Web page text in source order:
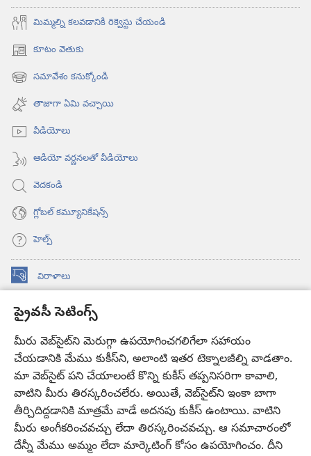
ప్రైవసీ సెటింగ్స్
మీరు వెబ్‌సైట్‌ని మెరుగ్గా ఉపయోగించగలిగేలా సహాయం
చేయడానికి మేము కుకీస్‌ని, అలాంటి ఇతర టెక్నాలజీల్ని వాడతాం.
మా వెబ్‌సైట్‌ పని చేయాలంటే కొన్ని కుకీస్‌ తప్పనిసరిగా కావాలి,
వాటిని మీరు తిరస్కరించలేరు. అయితే, వెబ్‌సైట్‌ని ఇంకా బాగా
తీర్చిదిద్దడానికి మాత్రమే వాడే అదనపు కుకీస్‌ ఉంటాయి. వాటిని
మీరు అంగీకరించవచ్చు లేదా తిరస్కరించవచ్చు. ఆ సమాచారంలో
దేన్నీ మేము అమ్మం లేదా మార్కెటింగ్‌ కోసం ఉపయోగించం. దీని
మిమ్మల్ని కలవడానికి రిక్వెస్టు చేయండి
కూటం వెతుకు
(కొత్త
విండో
ఓపెన్‌
అవుతుంది)
సమావేశం కనుక్కోండి
(కొత్త
విండో
ఓపెన్‌
అవుతుంది)
తాజాగా ఏమి వచ్చాయి
వీడియోలు
ఆడియో వర్ణనలతో వీడియోలు
వెదకండి
గ్లోబల్‌ కమ్యూనికేషన్స్‌
హెల్ప్‌
విరాళాలు
(కొత్త
ఓపెన్‌ కావలికోట ఆన్‌లైన్‌ లైబ్రరీ
(కొత్త
విండో
ఓపెన్‌
అవుతుంది)
JW Hub®
(కొత్త
విండో
ఓపెన్‌
అవుతుంది)
JW లైబ్రరీ
కావలికోట లైబ్రరీ